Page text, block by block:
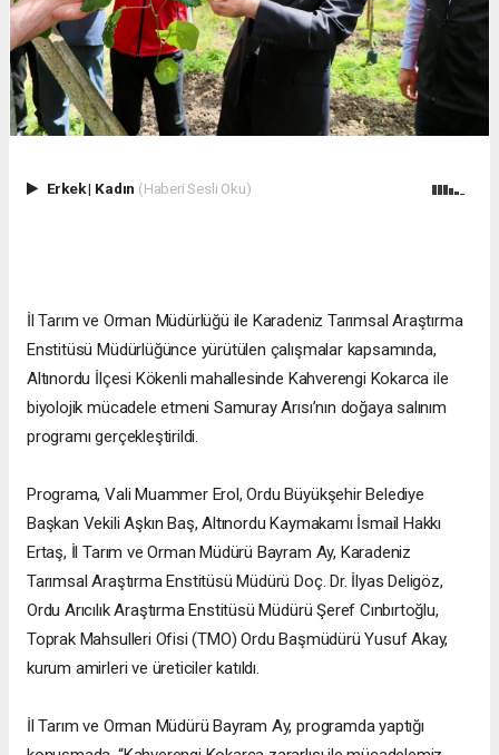
Erkek| Kadın (Haberi Sesli Oku)
İl Tarım ve Orman Müdürlüğü ile Karadeniz Tarımsal Araştırma
Enstitüsü Müdürlüğünce yürütülen çalışmalar kapsamında,
Altınordu İlçesi Kökenli mahallesinde Kahverengi Kokarca ile
biyolojik mücadele etmeni Samuray Arısı’nın doğaya salınım
programı gerçekleştirildi.
Programa, Vali Muammer Erol, Ordu Büyükşehir Belediye
Başkan Vekili Aşkın Baş, Altınordu Kaymakamı İsmail Hakkı
Ertaş, İl Tarım ve Orman Müdürü Bayram Ay, Karadeniz
Tarımsal Araştırma Enstitüsü Müdürü Doç. Dr. İlyas Deligöz,
Ordu Arıcılık Araştırma Enstitüsü Müdürü Şeref Cınbırtoğlu,
Toprak Mahsulleri Ofisi (TMO) Ordu Başmüdürü Yusuf Akay,
kurum amirleri ve üreticiler katıldı.
İl Tarım ve Orman Müdürü Bayram Ay, programda yaptığı